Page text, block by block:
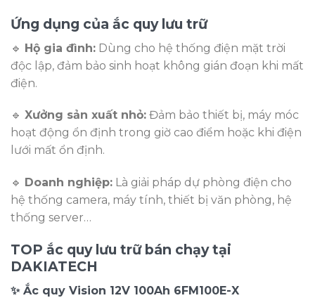
Ứng dụng của ắc quy lưu trữ
🔹 Hộ gia đình: Dùng cho hệ thống điện mặt trời
độc lập, đảm bảo sinh hoạt không gián đoạn khi mất
điện.
🔹 Xưởng sản xuất nhỏ: Đảm bảo thiết bị, máy móc
hoạt động ổn định trong giờ cao điểm hoặc khi điện
lưới mất ổn định.
🔹 Doanh nghiệp: Là giải pháp dự phòng điện cho
hệ thống camera, máy tính, thiết bị văn phòng, hệ
thống server…
TOP ắc quy lưu trữ bán chạy tại
DAKIATECH
✨ Ắc quy Vision 12V 100Ah 6FM100E-X